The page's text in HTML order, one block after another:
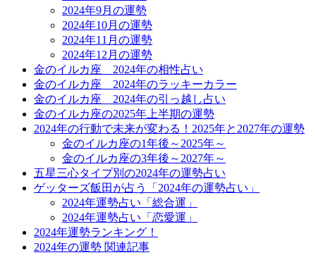
2024年9月の運勢
2024年10月の運勢
2024年11月の運勢
2024年12月の運勢
金のイルカ座 2024年の相性占い
金のイルカ座 2024年のラッキーカラー
金のイルカ座 2024年の引っ越し占い
金のイルカ座の2025年上半期の運勢
2024年の行動で未来が変わる！2025年と2027年の運勢
金のイルカ座の1年後～2025年～
金のイルカ座の3年後～2027年～
五星三心タイプ別の2024年の運勢占い
ゲッターズ飯田が占う「2024年の運勢占い」
2024年運勢占い「総合運」
2024年運勢占い「恋愛運」
2024年運勢ランキング！
2024年の運勢 関連記事